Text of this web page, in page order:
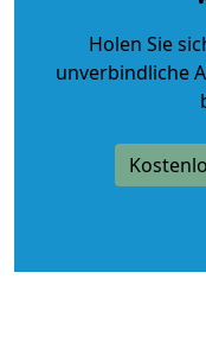
Holen Sie
unverbindliche